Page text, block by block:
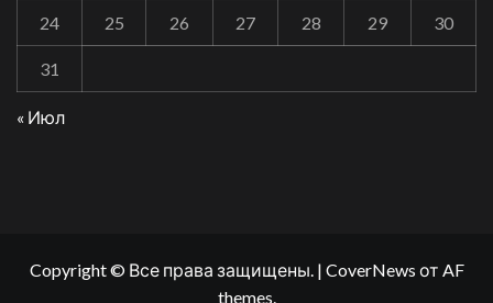
24 25 26 27 28 29 30
31
« Июл
Copyright © Все права защищены. | CoverNews от AF
themes.